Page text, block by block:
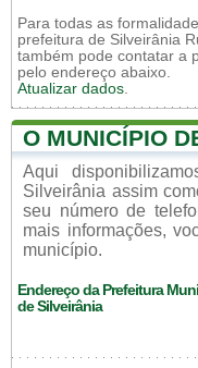
Para todas as
prefeitura de Silveirânia
também pode contatar a
pelo endereço abaixo.
Atualizar dados.
O MUNICÍPIO
Aqui
Silveirânia assim
seu número de
mais informações,
município.
Endereço da Prefeitura
de Silveirânia